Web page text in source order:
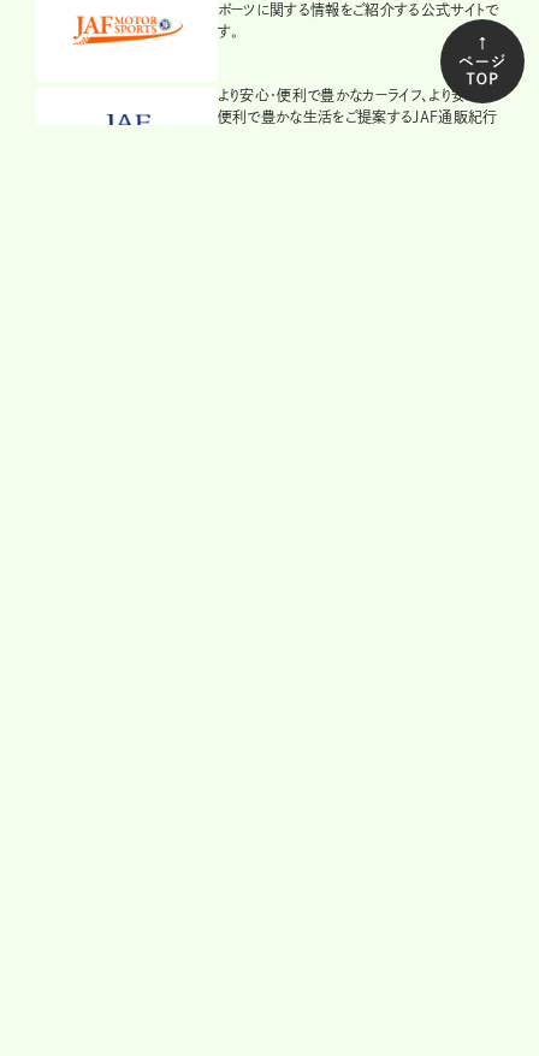
ポーツに関する情報をご紹介する公式サイトで
す。
より安心・便利で豊かなカーライフ、より安心・
便利で豊かな生活をご提案するJAF通販紀行